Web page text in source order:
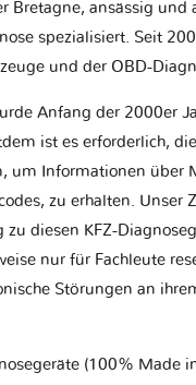
Bretagne, ansässig und
spezialisiert. Seit
und der OBD-
Anfang der 2000er
ist es erforderlich,
um Informationen über
zu erhalten. Unser
diesen KFZ-
nur für Fachleute
Störungen an
(100% Made